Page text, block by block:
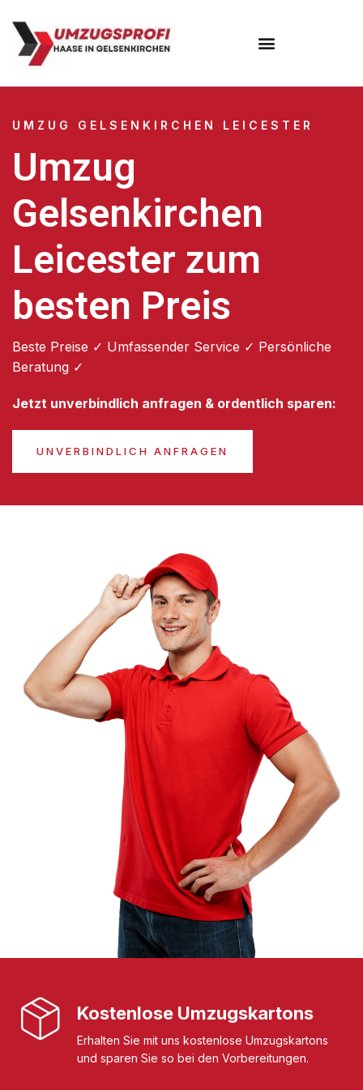
UMZUG GELSENKIRCHEN LEICESTER
Umzug
Gelsenkirchen
Leicester zum
besten Preis
Beste Preise ✓ Umfassender Service ✓ Persönliche
Beratung ✓
Jetzt unverbindlich anfragen & ordentlich sparen:
UNVERBINDLICH ANFRAGEN
Kostenlose Umzugskartons
Erhalten Sie mit uns kostenlose Umzugskartons
und sparen Sie so bei den Vorbereitungen.